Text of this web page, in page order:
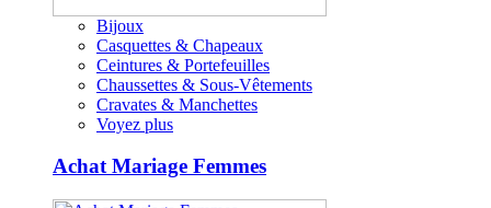
Bijoux
Casquettes & Chapeaux
Ceintures & Portefeuilles
Chaussettes & Sous-Vêtements
Cravates & Manchettes
Voyez plus
Achat Mariage Femmes